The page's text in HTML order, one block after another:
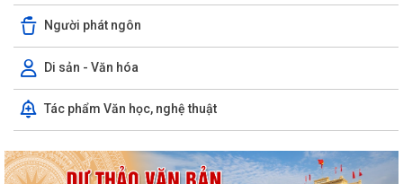
Người phát ngôn
Di sản - Văn hóa
Tác phẩm Văn học, nghệ thuật